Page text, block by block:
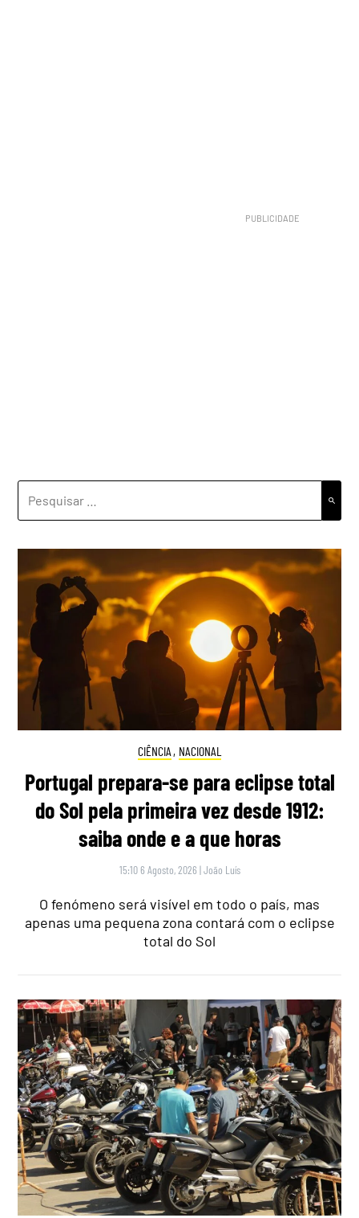
POR:
CIÊNCIA , NACIONAL
Portugal prepara-se para eclipse total
do Sol pela primeira vez desde 1912:
saiba onde e a que horas
15:10 6 Agosto, 2026 |João Luís
O fenómeno será visível em todo o país, mas
apenas uma pequena zona contará com o eclipse
total do Sol